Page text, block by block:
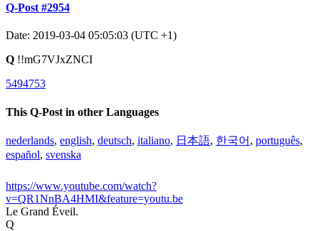
Q-Post #2954
Date: 2019-03-04 05:05:03 (UTC +1)
Q !!mG7VJxZNCI
5494753
This Q-Post in other Languages
nederlands, english, deutsch, italiano, 日本語, 한국어 , português,
español, svenska
https://www.youtube.com/watch?
v=QR1NnBA4HMI&feature=youtu.be
Le Grand Éveil.
Q